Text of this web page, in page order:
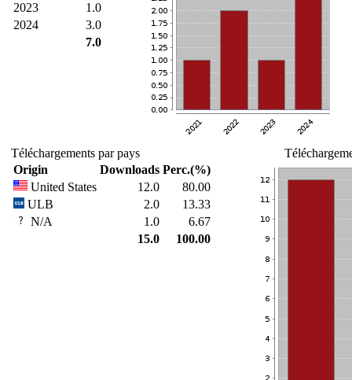
2023
1.0
2024
3.0
7.0
Téléchargements par pays
Origin
Downloads Perc.(%)
United States
12.0
80.00
ULB
2.0
13.33
N/A
1.0
6.67
15.0
100.00